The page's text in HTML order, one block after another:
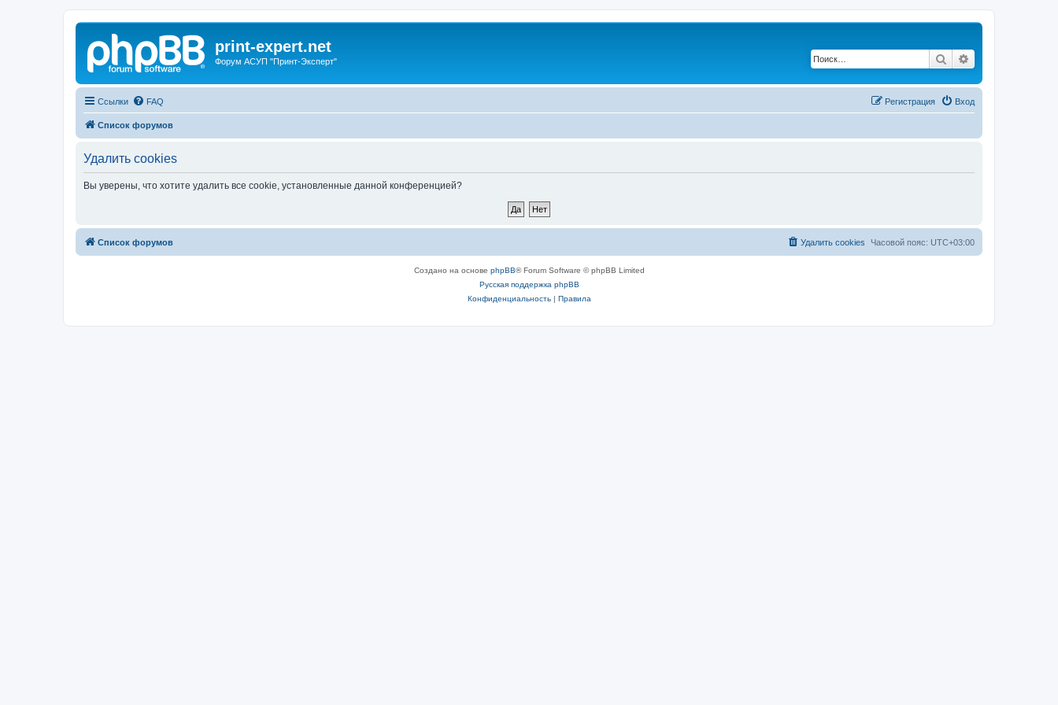
print-expert.net
Форум АСУП "Принт-Эксперт" Поиск
Ссылки FAQ Вход
Регистрация
Список форумов
Удалить cookies
Вы уверены, что хотите удалить все cookie, установленные данной конференцией?
Список форумов Часовой пояс: UTC+03:00
Удалить cookies
Создано на основе phpBB® Forum Software © phpBB Limited
Русская поддержка phpBB
Конфиденциальность| Правила